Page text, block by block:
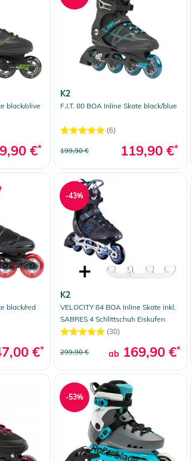
black/olive
€*
K2
F.I.T. 80 BOA Inline Skate black/blue
(6)
199,90 € 119,90 €*
black/red
€*
K2
VELOCITY 84 BOA Inline Skate inkl.
SABRES 4 Schlittschuh Eiskufen
(30)
299,90 € ab 169,90 €*
-43%
-53%